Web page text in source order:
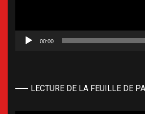
00:00
LECTURE DE LA FEUILLE DE